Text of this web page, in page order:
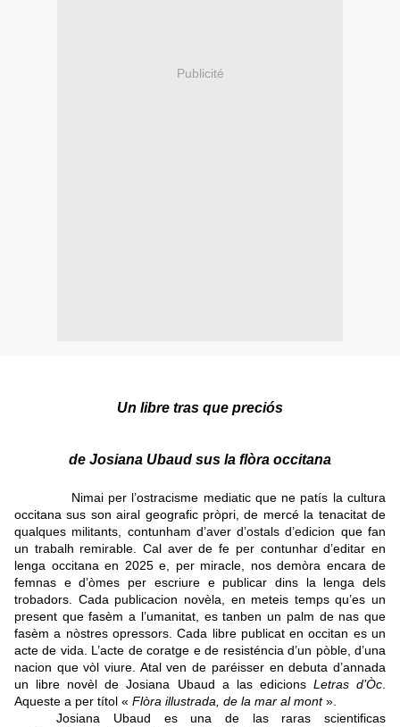
Publicité
Un libre tras que preciós
de Josiana Ubaud sus la flòra occitana
Nimai per l’ostracisme mediatic que ne patís la cultura
occitana sus son airal geografic pròpri, de mercé la tenacitat de
qualques militants, contunham d’aver d’ostals d’edicion que fan
un trabalh remirable. Cal aver de fe per contunhar d’editar en
lenga occitana en 2025 e, per miracle, nos demòra encara de
femnas e d’òmes per escriure e publicar dins la lenga dels
trobadors. Cada publicacion novèla, en meteis temps qu’es un
present que fasèm a l’umanitat, es tanben un palm de nas que
fasèm a nòstres opressors. Cada libre publicat en occitan es un
acte de vida. L’acte de coratge e de resisténcia d’un pòble, d’una
nacion que vòl viure. Atal ven de paréisser en debuta d’annada
un libre novèl de Josiana Ubaud a las edicions Letras d’Òc.
Aqueste a per títol « Flòra illustrada, de la mar al mont».
Josiana Ubaud es una de las raras scientificas